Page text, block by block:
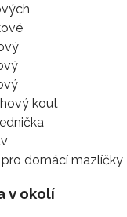
kout
domácí mazlíčky
v okolí